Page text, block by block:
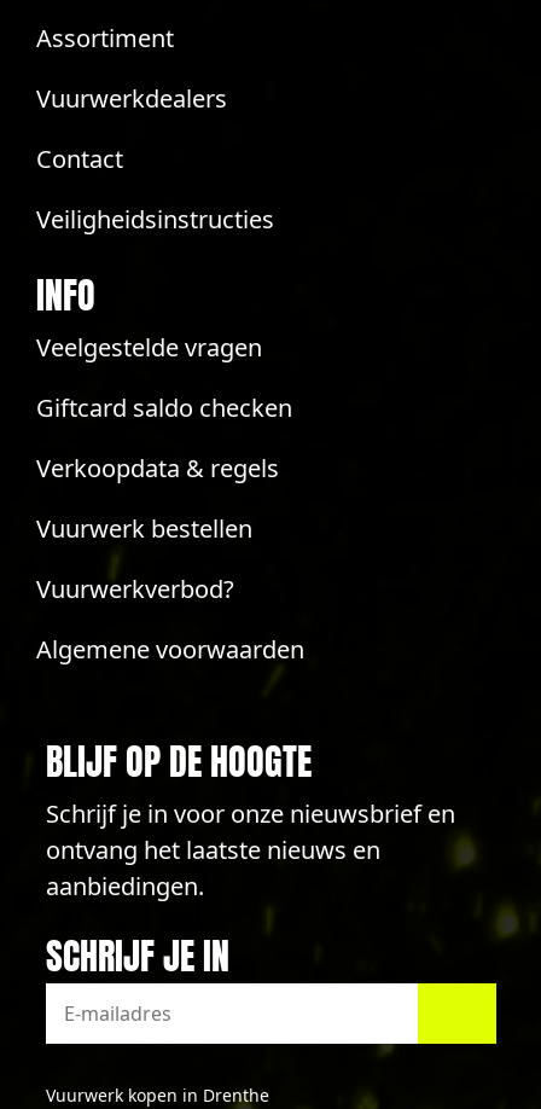
Assortiment
Vuurwerkdealers
Contact
Veiligheidsinstructies
INFO
Veelgestelde vragen
Giftcard saldo checken
Verkoopdata & regels
Vuurwerk bestellen
Vuurwerkverbod?
Algemene voorwaarden
BLIJF OP DE HOOGTE
Schrijf je in voor onze nieuwsbrief en
ontvang het laatste nieuws en
aanbiedingen.
SCHRIJF JE IN
Vuurwerk kopen in Drenthe